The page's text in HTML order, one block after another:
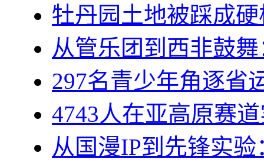
牡丹园土地被踩成
从管乐团到西非鼓
297名青少年角逐省
4743人在亚高原赛
从国漫IP到先锋实